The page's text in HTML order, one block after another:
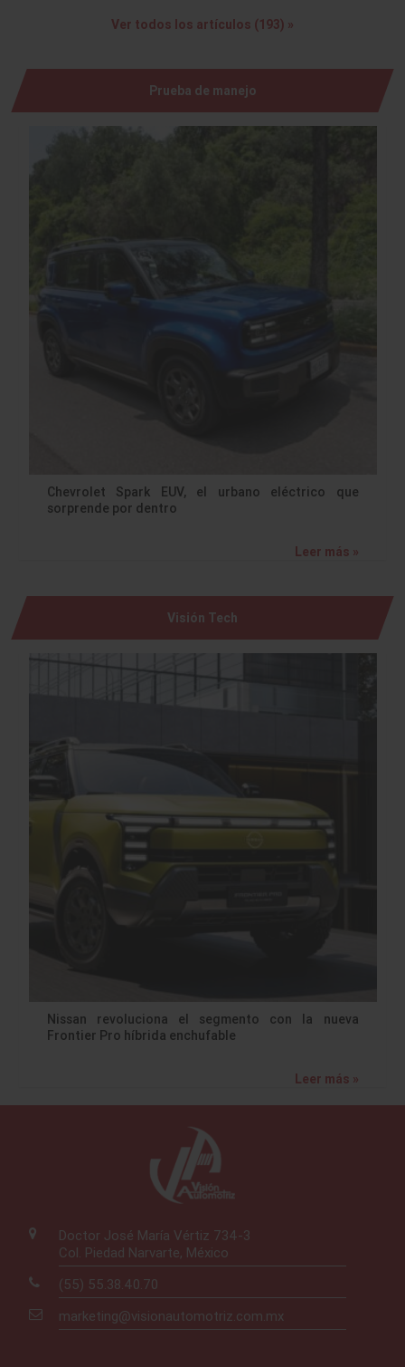
Ver todos los artículos (193) »
Prueba de manejo
Chevrolet Spark EUV, el urbano eléctrico que
sorprende por dentro
Leer más »
Visión Tech
Nissan revoluciona el segmento con la nueva
Frontier Pro híbrida enchufable
Leer más »
Doctor José María Vértiz 734-3
Col. Piedad Narvarte, México
(55) 55.38.40.70
marketing@visionautomotriz.com.mx